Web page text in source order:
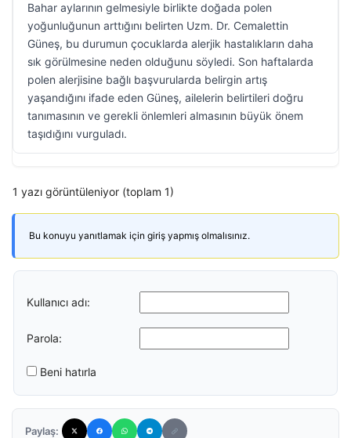
Bahar aylarının gelmesiyle birlikte doğada polen
yoğunluğunun arttığını belirten Uzm. Dr. Cemalettin
Güneş, bu durumun çocuklarda alerjik hastalıkların daha
sık görülmesine neden olduğunu söyledi. Son haftalarda
polen alerjisine bağlı başvurularda belirgin artış
yaşandığını ifade eden Güneş, ailelerin belirtileri doğru
tanımasının ve gerekli önlemleri almasının büyük önem
taşıdığını vurguladı.
1 yazı görüntüleniyor (toplam 1)
Bu konuyu yanıtlamak için giriş yapmış olmalısınız.
Kullanıcı adı:
Parola:
Beni hatırla
Paylaş: